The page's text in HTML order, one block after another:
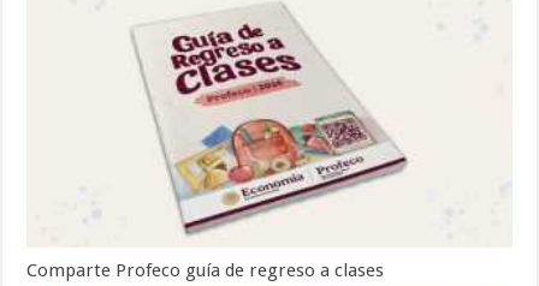
Comparte Profeco guía de regreso a clases